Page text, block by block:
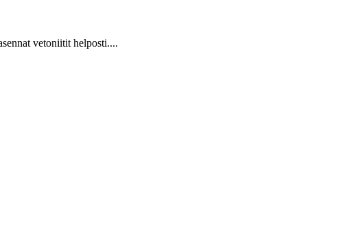
vetoniitit helposti....